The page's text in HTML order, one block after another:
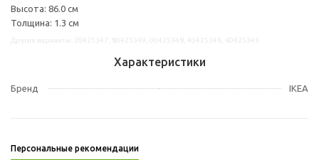
Высота: 86.0 см
Толщина: 1.3 см
Характеристики
Бренд IKEA
Персональные рекомендации